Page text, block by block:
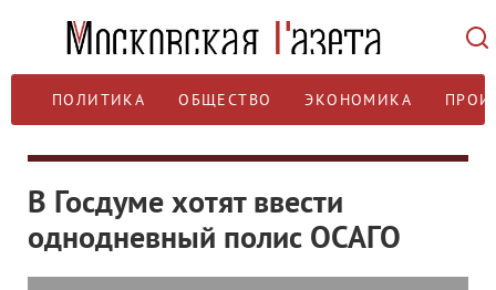
ПОЛИТИКА ОБЩЕСТВО ЭКОНОМИКА
В Госдуме хотят ввести
однодневный полис ОСАГО